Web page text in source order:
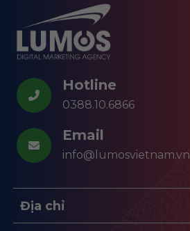
Hotline
0388.10.6866
Email
info@lumosvietnam.vn
Địa chỉ